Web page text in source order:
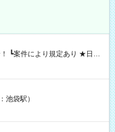
日に現金GET♪ お仕事後はコ
！ 【試用期間】試
池袋駅）